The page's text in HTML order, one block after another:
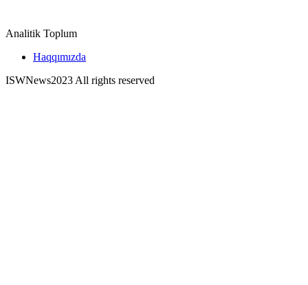
Analitik Toplum
Haqqımızda
ISWNews2023 All rights reserved